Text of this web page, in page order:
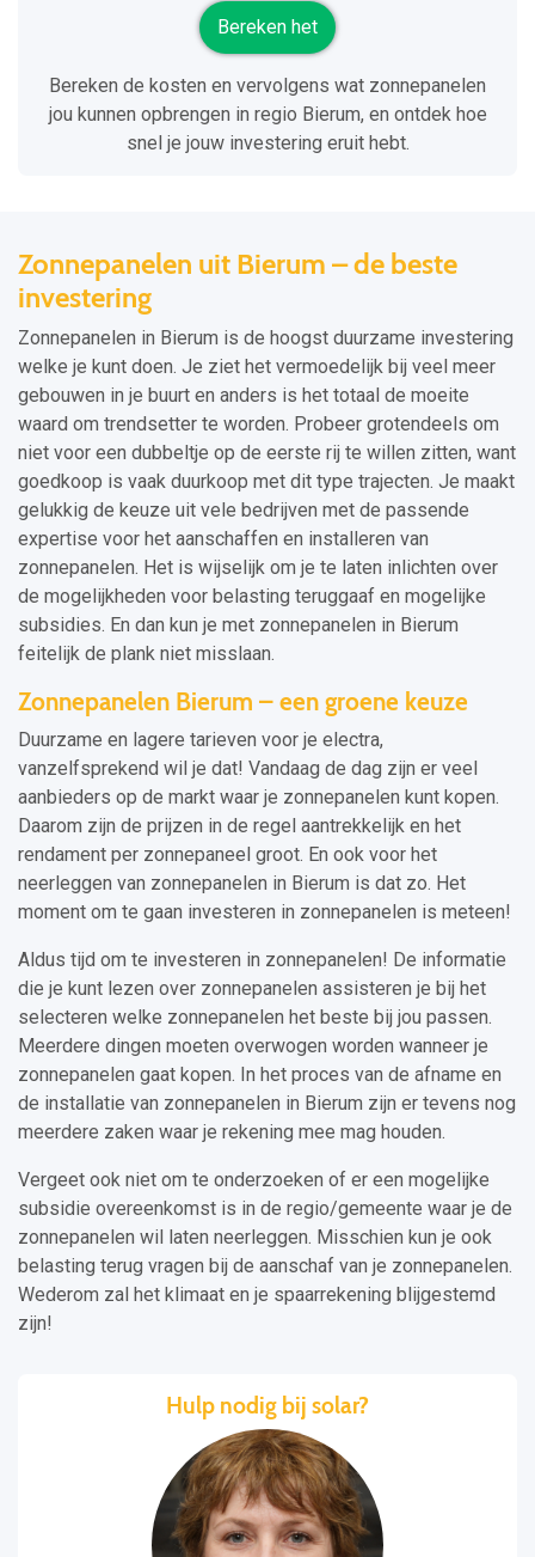
Bereken het
Bereken de kosten en vervolgens wat zonnepanelen
jou kunnen opbrengen in regio Bierum, en ontdek hoe
snel je jouw investering eruit hebt.
Zonnepanelen uit Bierum – de beste
investering
Zonnepanelen in Bierum is de hoogst duurzame investering
welke je kunt doen. Je ziet het vermoedelijk bij veel meer
gebouwen in je buurt en anders is het totaal de moeite
waard om trendsetter te worden. Probeer grotendeels om
niet voor een dubbeltje op de eerste rij te willen zitten, want
goedkoop is vaak duurkoop met dit type trajecten. Je maakt
gelukkig de keuze uit vele bedrijven met de passende
expertise voor het aanschaffen en installeren van
zonnepanelen. Het is wijselijk om je te laten inlichten over
de mogelijkheden voor belasting teruggaaf en mogelijke
subsidies. En dan kun je met zonnepanelen in Bierum
feitelijk de plank niet misslaan.
Zonnepanelen Bierum – een groene keuze
Duurzame en lagere tarieven voor je electra,
vanzelfsprekend wil je dat! Vandaag de dag zijn er veel
aanbieders op de markt waar je zonnepanelen kunt kopen.
Daarom zijn de prijzen in de regel aantrekkelijk en het
rendament per zonnepaneel groot. En ook voor het
neerleggen van zonnepanelen in Bierum is dat zo. Het
moment om te gaan investeren in zonnepanelen is meteen!
Aldus tijd om te investeren in zonnepanelen! De informatie
die je kunt lezen over zonnepanelen assisteren je bij het
selecteren welke zonnepanelen het beste bij jou passen.
Meerdere dingen moeten overwogen worden wanneer je
zonnepanelen gaat kopen. In het proces van de afname en
de installatie van zonnepanelen in Bierum zijn er tevens nog
meerdere zaken waar je rekening mee mag houden.
Vergeet ook niet om te onderzoeken of er een mogelijke
subsidie overeenkomst is in de regio/gemeente waar je de
zonnepanelen wil laten neerleggen. Misschien kun je ook
belasting terug vragen bij de aanschaf van je zonnepanelen.
Wederom zal het klimaat en je spaarrekening blijgestemd
zijn!
Hulp nodig bij solar?